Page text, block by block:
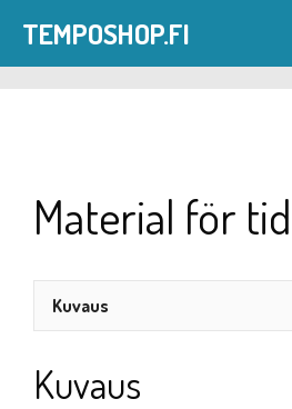
sisältöön
TEMPOSHOP.FI
Material för
Kuvaus
Kuvaus